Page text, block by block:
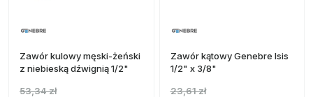
Zawór kulowy męski-żeński
z niebieską dźwignią 1/2"
53,34 zł
Zawór kątowy Genebre Isis
1/2" x 3/8"
23,61 zł